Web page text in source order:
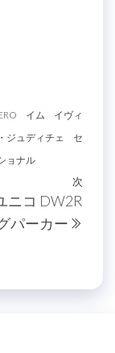
イム
イヴィ
ジュディチェ
セ
ョナル
次
次
ニコ DW2R
パーカー